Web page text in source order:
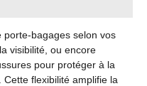
porte-bagages selon vos
visibilité, ou encore
pour protéger à la
flexibilité amplifie la